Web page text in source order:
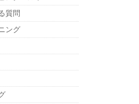
質問
ング